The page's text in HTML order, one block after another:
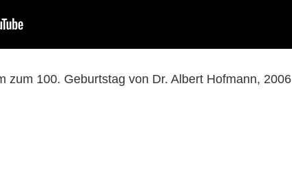
zum 100. Geburtstag von Dr. Albert Hofmann, 2006